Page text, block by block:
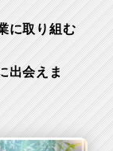
に取り組む
出会えま